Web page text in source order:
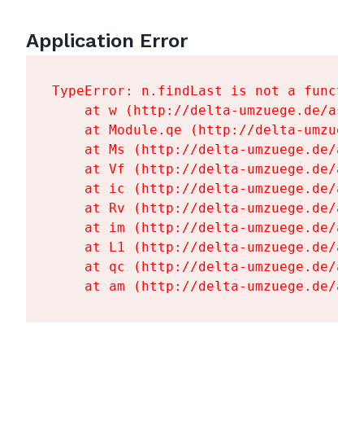
Application Error
TypeError: n.findLast is not a
at w (http://delta-umzuege.de/
at Module.qe (http://delta-
at Ms (http://delta-umzuege.de/
at Vf (http://delta-umzuege.de/
at ic (http://delta-umzuege.de/
at Rv (http://delta-umzuege.de/
at im (http://delta-umzuege.de/
at L1 (http://delta-umzuege.de/
at qc (http://delta-umzuege.de/
at am (http://delta-umzuege.de/